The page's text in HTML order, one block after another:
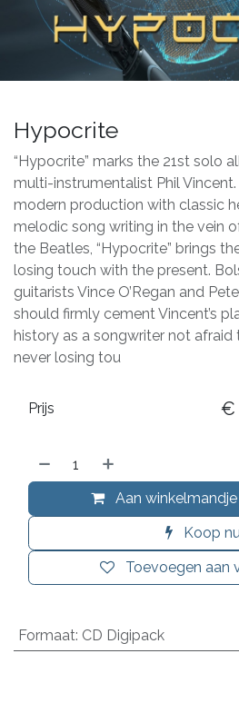
Hypocrite
“Hypocrite” marks the 21st solo
multi-instrumentalist Phil
modern production with classic
melodic song writing in the vein
the Beatles, “Hypocrite” brings
losing touch with the present.
guitarists Vince O’Regan and
should firmly cement Vincent’s
history as a songwriter not
never losing tou
Aan
Koop
Toevoegen aan
Prijs €
Formaat: CD Digipack